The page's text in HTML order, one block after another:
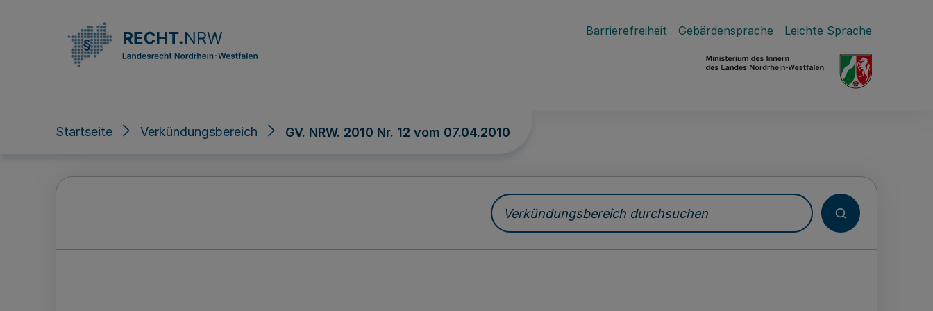
Barrierefreiheit Gebärdensprache Leichte Sprache
Startseite Verkündungsbereich GV. NRW. 2010 Nr. 12 vom 07.04.2010
Verkündungsbereich durchsuchen